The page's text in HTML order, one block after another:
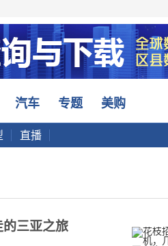
汽车 专题 美购
直播
三亚之旅